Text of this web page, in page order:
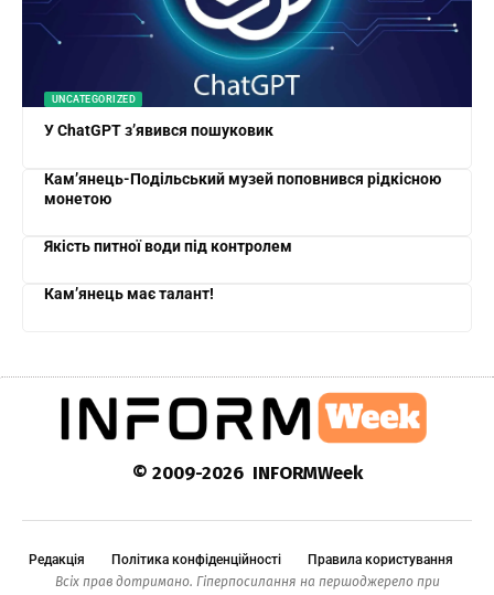
UNCATEGORIZED
У ChatGPT з’явився пошуковик
Кам’янець-Подільський музей поповнився рідкісною
монетою
Якість питної води під контролем
Кам’янець має талант!
© 2009-2026 INFORMWeek
Редакція Політика конфіденційності
Правила користування
Всіх прав дотримано. Гіперпосилання на першоджерело при